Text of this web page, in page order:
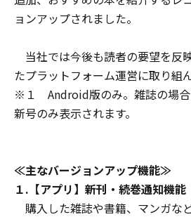
ョンアップされました。
当社では今後も読者の要望を反
たプラットフォーム運営に取り組
※１ Android版のみ。雑誌の場合
新号のみ表示されます。
≪主なバージョンアップ機能≫
１.【アプリ】新刊・続巻通知機能
購入した雑誌や書籍、マンガな